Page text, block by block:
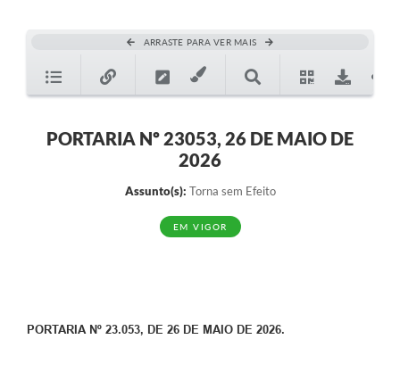
ARRASTE PARA VER MAIS
PORTARIA Nº 23053, 26 DE MAIO DE
2026
Assunto(s): Torna sem Efeito
EM VIGOR
PORTARIA Nº 23.053, DE 26 DE MAIO DE 2026.